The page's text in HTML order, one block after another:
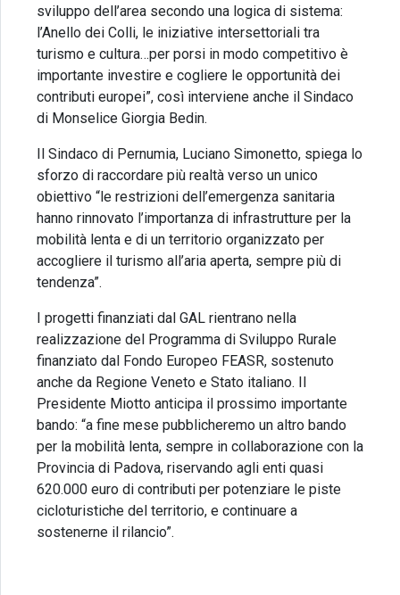
sviluppo dell’area secondo una logica di sistema:
l’Anello dei Colli, le iniziative intersettoriali tra
turismo e cultura…per porsi in modo competitivo è
importante investire e cogliere le opportunità dei
contributi europei”, così interviene anche il Sindaco
di Monselice Giorgia Bedin.
Il Sindaco di Pernumia, Luciano Simonetto, spiega lo
sforzo di raccordare più realtà verso un unico
obiettivo “le restrizioni dell’emergenza sanitaria
hanno rinnovato l’importanza di infrastrutture per la
mobilità lenta e di un territorio organizzato per
accogliere il turismo all’aria aperta, sempre più di
tendenza”.
I progetti finanziati dal GAL rientrano nella
realizzazione del Programma di Sviluppo Rurale
finanziato dal Fondo Europeo FEASR, sostenuto
anche da Regione Veneto e Stato italiano. Il
Presidente Miotto anticipa il prossimo importante
bando: “a fine mese pubblicheremo un altro bando
per la mobilità lenta, sempre in collaborazione con la
Provincia di Padova, riservando agli enti quasi
620.000 euro di contributi per potenziare le piste
cicloturistiche del territorio, e continuare a
sostenerne il rilancio”.